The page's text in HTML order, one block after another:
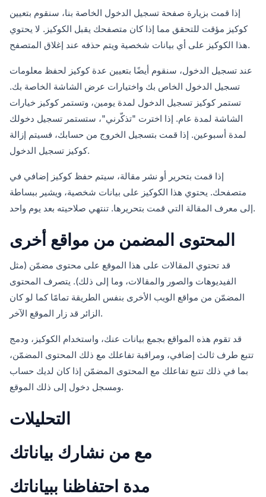
إذا قمت بزيارة صفحة تسجيل الدخول الخاصة بنا، سنقوم بتعيين
كوكيز مؤقت للتحقق مما إذا كان متصفحك يقبل الكوكيز. لا يحتوي
هذا الكوكيز على أي بيانات شخصية ويتم حذفه عند إغلاق المتصفح.
عند تسجيل الدخول، سنقوم أيضًا بتعيين عدة كوكيز لحفظ معلومات
تسجيل الدخول الخاص بك واختيارات عرض الشاشة الخاصة بك.
تستمر كوكيز تسجيل الدخول لمدة يومين، وتستمر كوكيز خيارات
الشاشة لمدة عام. إذا اخترت "تذكّرني"، ستستمر تسجيل دخولك
لمدة أسبوعين. إذا قمت بتسجيل الخروج من حسابك، فسيتم إزالة
كوكيز تسجيل الدخول.
إذا قمت بتحرير أو نشر مقالة، سيتم حفظ كوكيز إضافي في
متصفحك. يحتوي هذا الكوكيز على بيانات شخصية، ويشير ببساطة
إلى معرف المقالة التي قمت بتحريرها. تنتهي صلاحيته بعد يوم واحد.
المحتوى المضمن من مواقع أخرى
قد تحتوي المقالات على هذا الموقع على محتوى مضمّن (مثل
الفيديوهات والصور والمقالات، وما إلى ذلك). يتصرف المحتوى
المضمّن من مواقع الويب الأخرى بنفس الطريقة تمامًا كما لو كان
الزائر قد زار الموقع الآخر.
قد تقوم هذه المواقع بجمع بيانات عنك، واستخدام الكوكيز، ودمج
تتبع طرف ثالث إضافي، ومراقبة تفاعلك مع ذلك المحتوى المضمّن،
بما في ذلك تتبع تفاعلك مع المحتوى المضمّن إذا كان لديك حساب
ومسجل دخول إلى ذلك الموقع.
التحليلات
مع من نشارك بياناتك
مدة احتفاظنا ببياناتك